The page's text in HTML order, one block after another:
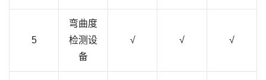
5
弯曲度
检测设
备
√ √ √